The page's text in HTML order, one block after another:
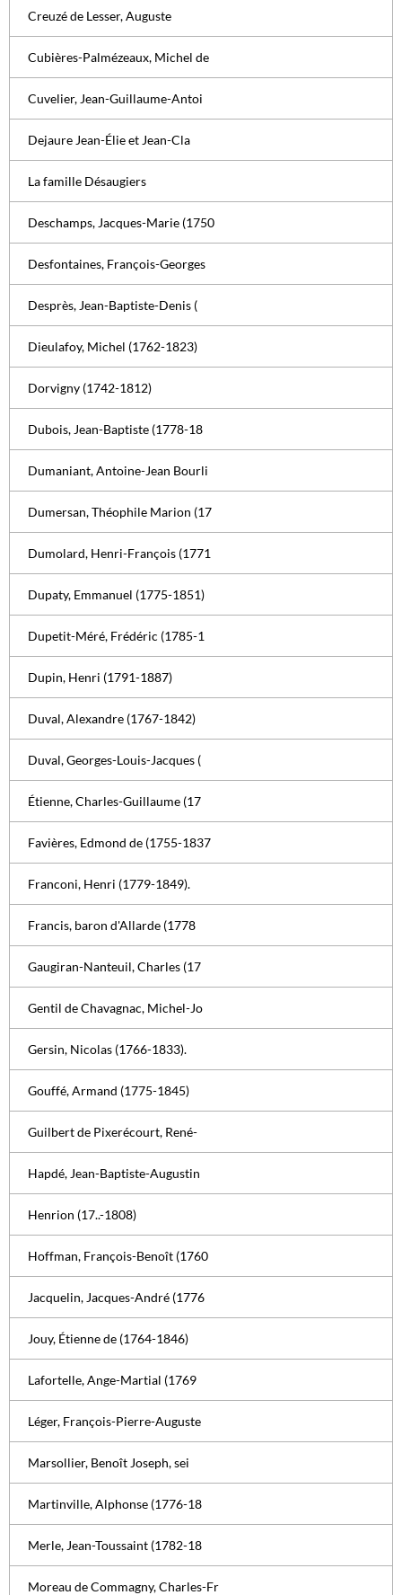
Creuzé de Lesser, Auguste
Cubières-Palmézeaux, Michel de
Cuvelier, Jean-Guillaume-Antoi
Dejaure Jean-Élie et Jean-Cla
La famille Désaugiers
Deschamps, Jacques-Marie (1750
Desfontaines, François-Georges
Desprès, Jean-Baptiste-Denis (
Dieulafoy, Michel (1762-1823)
Dorvigny (1742-1812)
Dubois, Jean-Baptiste (1778-18
Dumaniant, Antoine-Jean Bourli
Dumersan, Théophile Marion (17
Dumolard, Henri-François (1771
Dupaty, Emmanuel (1775-1851)
Dupetit-Méré, Frédéric (1785-1
Dupin, Henri (1791-1887)
Duval, Alexandre (1767-1842)
Duval, Georges-Louis-Jacques (
Étienne, Charles-Guillaume (17
Favières, Edmond de (1755-1837
Franconi, Henri (1779-1849).
Francis, baron d'Allarde (1778
Gaugiran-Nanteuil, Charles (17
Gentil de Chavagnac, Michel-Jo
Gersin, Nicolas (1766-1833).
Gouffé, Armand (1775-1845)
Guilbert de Pixerécourt, René-
Hapdé, Jean-Baptiste-Augustin
Henrion (17..-1808)
Hoffman, François-Benoît (1760
Jacquelin, Jacques-André (1776
Jouy, Étienne de (1764-1846)
Lafortelle, Ange-Martial (1769
Léger, François-Pierre-Auguste
Marsollier, Benoît Joseph, sei
Martinville, Alphonse (1776-18
Merle, Jean-Toussaint (1782-18
Moreau de Commagny, Charles-Fr